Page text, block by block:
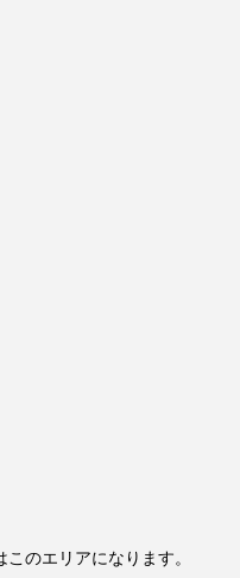
のエリアになります。